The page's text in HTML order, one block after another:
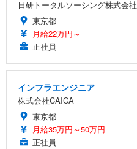
日研トータルソーシング株式会社
東京都
月給22万円～
正社員
インフラエンジニア
株式会社CAICA
東京都
月給35万円～50万円
正社員